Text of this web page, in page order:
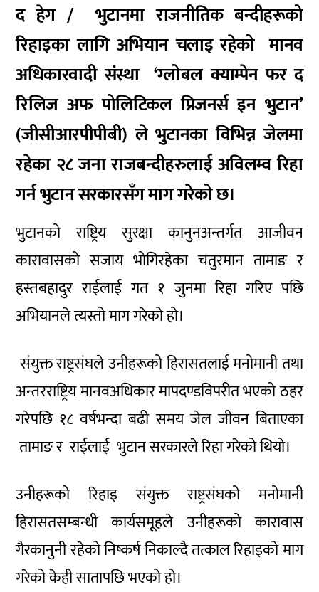
द हेग / भुटानमा राजनीतिक बन्दीहरूको
रिहाइका लागि अभियान चलाइ रहेको मानव
अधिकारवादी संस्था ‘ग्लोबल क्याम्पेन फर द
रिलिज अफ पोलिटिकल प्रिजनर्स इन भुटान’
(जीसीआरपीपीबी) ले भुटानका विभिन्न जेलमा
रहेका २८ जना राजबन्दीहरुलाई अविलम्व रिहा
गर्न भुटान सरकारसँग माग गरेको छ।
भुटानको राष्ट्रिय सुरक्षा कानुनअन्तर्गत आजीवन
कारावासको सजाय भोगिरहेका चतुरमान तामाङ र
हस्तबहादुर राईलाई गत १ जुनमा रिहा गरिए पछि
अभियानले त्यस्तो माग गरेको हो।
संयुक्त राष्ट्रसंघले उनीहरूको हिरासतलाई मनोमानी तथा
अन्तरराष्ट्रिय मानवअधिकार मापदण्डविपरीत भएको ठहर
गरेपछि १८ वर्षभन्दा बढी समय जेल जीवन बिताएका
तामाङ र राईलाई भुटान सरकारले रिहा गरेको थियो।
उनीहरूको रिहाइ संयुक्त राष्ट्रसंघको मनोमानी
हिरासतसम्बन्धी कार्यसमूहले उनीहरूको कारावास
गैरकानुनी रहेको निष्कर्ष निकाल्दै तत्काल रिहाइको माग
गरेको केही सातापछि भएको हो।